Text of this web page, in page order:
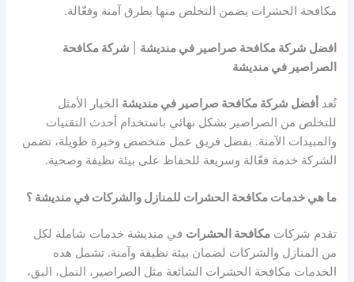
مكافحة الحشرات يضمن التخلص منها بطرق آمنة وفعّالة.
افضل شركة مكافحة صراصير في منديشة
شركة مكافحة
الصراصير في منديشة
تُعد أفضل شركة مكافحة صراصير في منديشة الخيار الأمثل
للتخلص من الصراصير بشكل نهائي باستخدام أحدث التقنيات
والمبيدات الآمنة. بفضل فريق عمل متخصص وخبرة طويلة، تضمن
الشركة خدمة فعّالة وسريعة للحفاظ على بيئة نظيفة وصحية.
ما هي خدمات مكافحة الحشرات للمنازل والشركات في منديشة ؟
تقدم شركاتمكافحة الحشرات في منديشة خدمات شاملة لكل
من المنازل والشركات لضمان بيئة نظيفة وآمنة. تشمل هذه
الخدمات مكافحة الحشرات الشائعة مثل الصراصير، النمل، البق،